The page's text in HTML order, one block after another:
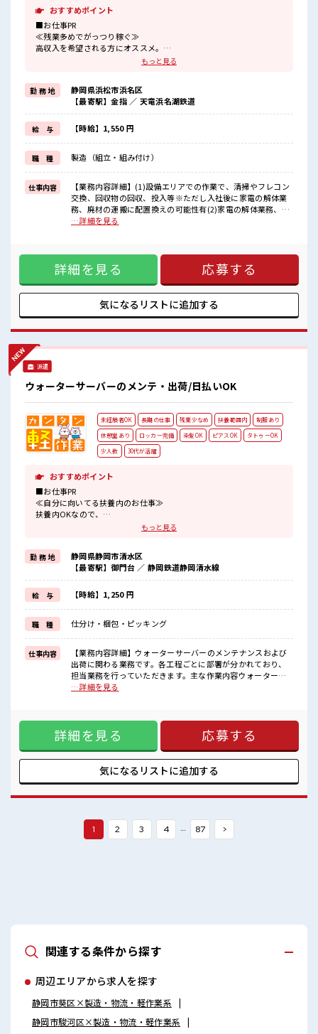
おすすめポイント
■お仕事PR
≪残業多めでがっつり稼ぐ≫
高収入を希望される方にオススメ。
残業は月20時間以上あります♪
家族や友人と一緒にプライベート満喫！
≪ラクラク制服アリ≫
制服があるので、
毎日の服装の悩み解消♪
≪未経験OKの仕事≫
新しいことにチャレンジするのは不安だけど、
しっかり働く環境が整っています！
イチからスキルUP・ステップUP目指していきましょう！
≪収入アップを目指せる≫
高時給だらけの派遣のお仕事です！
■職場の雰囲気
しっかり休める休憩室あり！
安心してお仕事に集中♪
残業が多めだからしっかり稼ぎたい方にもオススメ！
もっと見る
勤 務 地
静岡県浜松市浜名区
【最寄駅】金指 ／ 天竜浜名湖鉄道
給 与 【時給】1,550 円
職 種 製造（組立・組み付け）
仕事内容
【業務内容詳細】(1)設備エリアでの作業で、清掃やフレコン
交換、回収物の回収、投入等※ただし入社後に家電の解体業
務、廃材の運搬に配置換えの可能性有(2)家電の解体業務、廃
材の運搬 ※上記どちらも見学していただきどちらになるかは
≪残業多めでがっつり稼ぐ≫ 高収入を希望される方にオスス
メ。 残業は月20時間以上あります♪ ≪土日祝休のお仕事≫ 家
族や友人と一緒にプライベート満喫！ ≪ラクラク制服アリ≫
制服があるので、 毎日の服装の悩み解消♪ ≪未経験OKの仕
事≫ 新しいことにチャレンジするのは不安だけど、 しっかり
働く環境が整っています！ イチからスキルUP・ステップUP
らけの派遣のお仕事です！ ■職場の雰囲気 しっかり休める休
憩室あり！ オンオフの切替もできちゃう！ ロッカーあり！ 安
…詳細を見る
詳細を見る 応募する
気になるリストに追加する
派遣
ウォーターサーバーのメンテ・出荷/日払いOK
未経験者OK 長期の仕事 残業少なめ 扶養範囲内
制服あり
休憩室あり
ロッカー完備 染髪OK ピアスOK
タトゥーOK
少人数
30代が活躍
おすすめポイント
■お仕事PR
≪自分に向いてる扶養内のお仕事≫
扶養内OKなので、
主婦&主夫さんも気軽にご応募くださいね♪
残業はほとんどナシ！
場合によってはお願いすることもあります♪
≪髪型自由≫
基本的に髪色自由で明るすぎたり奇抜でなければOKです！
(規定有)≪動きやすい制服アリ≫
制服があるので、
毎日の服装の悩み解消♪
≪未経験の方も大カンゲイ≫
新しいことにチャレンジするのは不安だけど、
しっかり働く環境が整っています！
イチからスキルUP・ステップUP目指していきましょう！
■職場の雰囲気
明るすぎたり奇抜過ぎなければヘアカラーOK！
一息つける休憩スペースもあります！
残業はほとんどありません！
もっと見る
勤 務 地
静岡県静岡市清水区
【最寄駅】御門台 ／ 静岡鉄道静岡清水線
給 与 【時給】1,250 円
職 種 仕分け・梱包・ピッキング
仕事内容
【業務内容詳細】ウォーターサーバーのメンテナンスおよび
出荷に関わる業務です。各工程ごとに部署が分かれており、
担当業務を行っていただきます。主な作業内容ウォーターサ
ーバーの解体作業各部品の清掃・メンテナンス組立作業梱包
に向いてる扶養内のお仕事≫ 扶養内OKなので、 主婦&主夫さ
んも気軽にご応募くださいね♪ ≪時間にメリハリを≫ 残業は
ほとんどナシ！ 場合によってはお願いすることもあります♪
≪髪型自由≫ 基本的に髪色自由で明るすぎたり奇抜でなけれ
ばOKです！ (規定有)≪動きやすい制服アリ≫ 制服があるの
で、 毎日の服装の悩み解消♪ ≪未経験の方も大カンゲイ≫ 新
境が整っています！ イチからスキルUP・ステップUP目指し
もお勧め！！ 少人数の職場です♪ 明るすぎたり奇抜過ぎなけ
ればヘアカラーOK！ 一息つける休憩スペースもあります！
…詳細を見る
詳細を見る 応募する
気になるリストに追加する
1 2 3 4 … 87 >
関連する条件から探す
周辺エリアから求人を探す
静岡市葵区×製造・物流・軽作業系
静岡市駿河区×製造・物流・軽作業系